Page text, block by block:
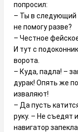
попросил:
– Ты в следующий
не помогу разве?
– Честное
И тут с
ворота.
– Куда, падла! –
дурак! Опять же
изваляют!
– Да пусть
руку. – Не съедят
навигатор